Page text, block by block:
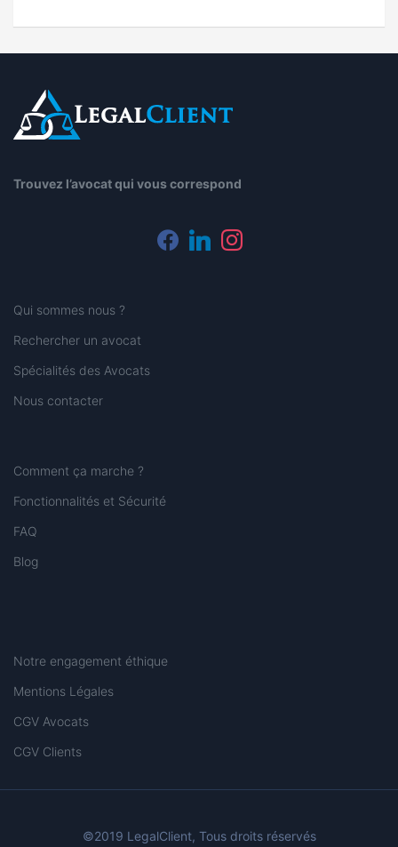
Trouvez l’avocat qui vous correspond
facebooklinkedininstagram
Qui sommes nous ?
Rechercher un avocat
Spécialités des Avocats
Nous contacter
Comment ça marche ?
Fonctionnalités et Sécurité
FAQ
Blog
Notre engagement éthique
Mentions Légales
CGV Avocats
CGV Clients
©2019 LegalClient, Tous droits réservés